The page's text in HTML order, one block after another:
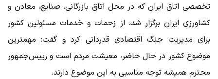
تخصصی اتاق ایران که در محل اتاق بازرگانی، صنایع، معادن و
کشاورزی ایران برگزار شد، از زحمات و خدمات مسئولین کشور
برای مدیریت جنگ اقتصادی قدردانی کرد و گفت: مهمترین
موضوع کشور در حال حاضر، معیشت مردم است و رییس‌جمهور
محترم همیشه توجه مناسبی به این موضوع دارند.